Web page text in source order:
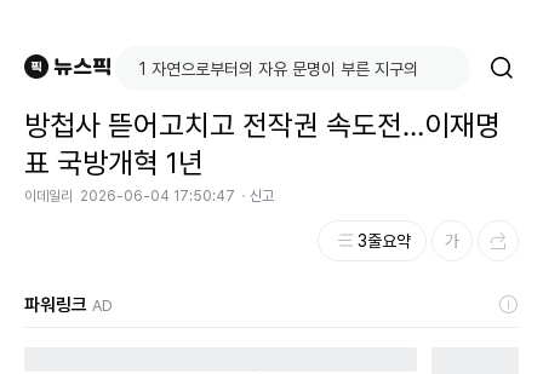
방첩사 뜯어고치고 전작권 속도전…이재명
표 국방개혁 1년
이데일리 2026-06-04 17:50:47 신고
3줄요약
파워링크 AD